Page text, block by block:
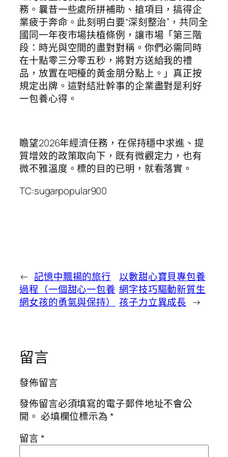
務。曩昔一些處所拼補助、搶項目，搞得企
業疲于奔命。此刻明白要“深刻整治”，共同全
國同一年夜市場扶植條例，讓市場「第三階
段：時光與空間的盡對對稱。你們必需同時
在十點零三分零五秒，將對方送給我的禮
品，放置在吧檯的黃金朋分點上。」真正按
規定出牌。這對結壯幹事的企業盡對是利好
一包養心得。
瞻望2026年經濟任務，在保持穩中求進、提
質增效的政策取向下，既有微觀定力，也有
微不雅溫度。標的目的已明，就看落實。
TC:sugarpopular900
← 記憶中飄揚的旅行
過程（一個甜心一包養
網女孩的勇氣與保持）
以數甜心寶貝專包養
網字技巧驅動新質生
孩子力立異成長 →
留言
發佈留言
發佈留言必須填寫的電子郵件地址不會公
開。 必填欄位標示為*
留言*